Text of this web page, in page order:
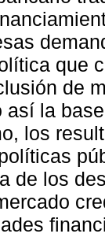
que
de
así la
los
de los